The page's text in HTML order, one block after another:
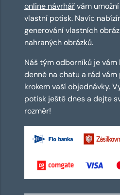
online návrhářvám
vlastní potisk. Navíc
generování vlastních
nahraných obrázků.
Náš tým odborníků je vám
denně na chatu a rád
krokem vaší objednávky.
potisk ještě dnes a dejte
rozměr!